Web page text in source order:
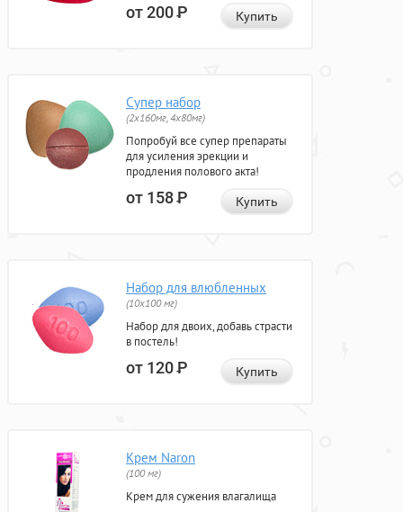
от 200Р Купить
Супер набор
(2х160мг, 4х80мг)
Попробуй все супер препараты
для усиления эрекции и
продления полового акта!
от 158Р Купить
Набор для влюбленных
(10х100 мг)
Набор для двоих, добавь страсти
в постель!
от 120Р Купить
Крем Naron
(100 мг)
Крем для сужения влагалища